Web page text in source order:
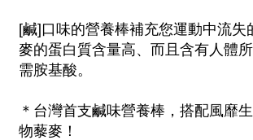
[鹹]口味的營養棒補充您運動中流失
麥的蛋白質含量高、而且含有人體
需胺基酸。
＊台灣首支鹹味營養棒，搭配風靡
物藜麥！